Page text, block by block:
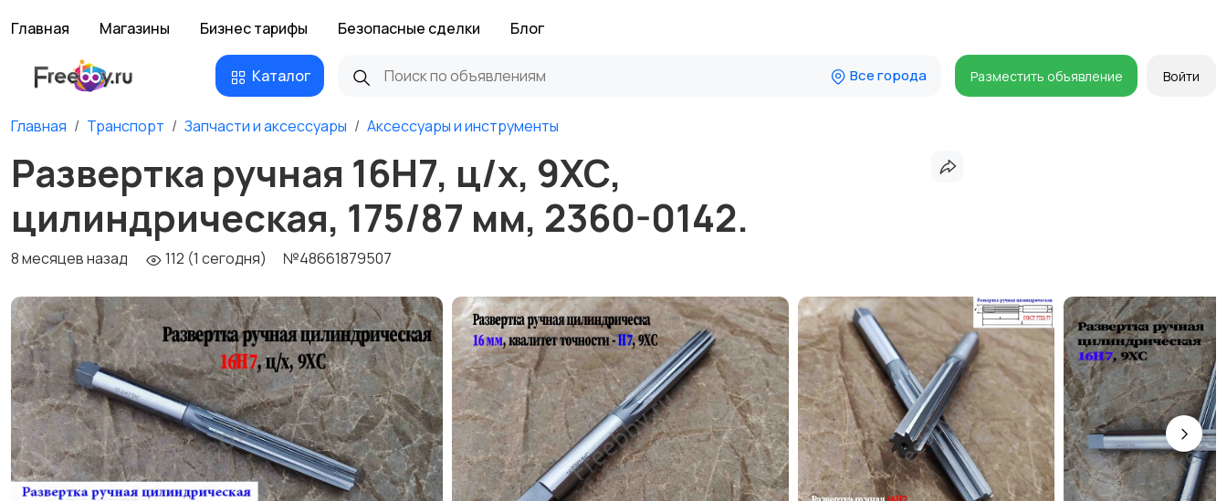
Главная Магазины Бизнес тарифы Безопасные сделки Блог
Каталог Все города Разместить объявление Войти
Главная Транспорт Запчасти и аксессуары Аксессуары и инструменты
Развертка ручная 16Н7, ц/х, 9ХС,
цилиндрическая, 175/87 мм, 2360-0142.
8 месяцев назад 112 (1 сегодня) №48661879507